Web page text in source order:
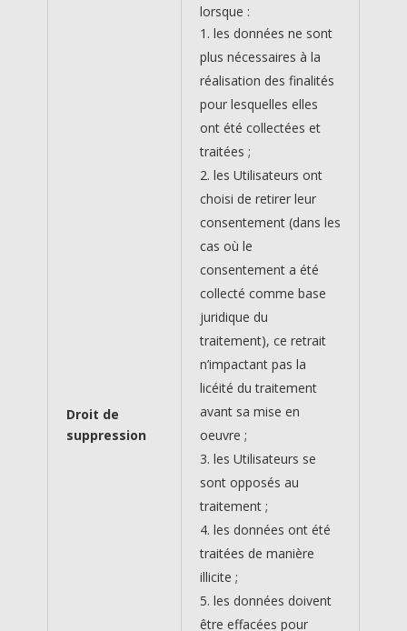
Droit de
suppression
lorsque :
les données ne sont
plus nécessaires à la
réalisation des finalités
pour lesquelles elles
ont été collectées et
traitées ;
les Utilisateurs ont
choisi de retirer leur
consentement (dans les
cas où le
consentement a été
collecté comme base
juridique du
traitement), ce retrait
n’impactant pas la
licéité du traitement
avant sa mise en
oeuvre ;
les Utilisateurs se
sont opposés au
traitement ;
les données ont été
traitées de manière
illicite ;
les données doivent
être effacées pour